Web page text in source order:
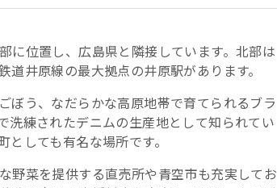
に位置し、広島県と隣接しています。北部は
井原線の最大拠点の井原駅があります。
ぼう、なだらかな高原地帯で育てられるブラ
洗練されたデニムの生産地として知られてい
しても有名な場所です。
野菜を提供する直売所や青空市も充実してお